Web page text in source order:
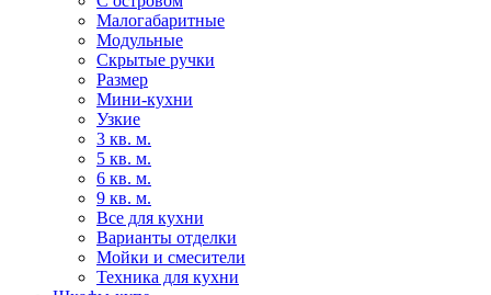
Малогабаритные
Модульные
Скрытые ручки
Размер
Мини-кухни
Узкие
3 кв. м.
5 кв. м.
6 кв. м.
9 кв. м.
Все для кухни
Варианты отделки
Мойки и смесители
Техника для кухни